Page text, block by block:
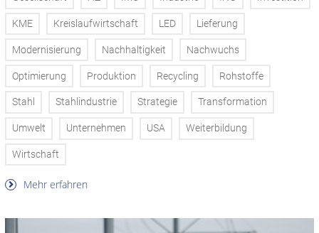
KME Kreislaufwirtschaft LED Lieferung
Modernisierung Nachhaltigkeit Nachwuchs
Optimierung Produktion Recycling Rohstoffe
Stahl Stahlindustrie Strategie Transformation
Umwelt Unternehmen USA Weiterbildung
Wirtschaft
Mehr erfahren